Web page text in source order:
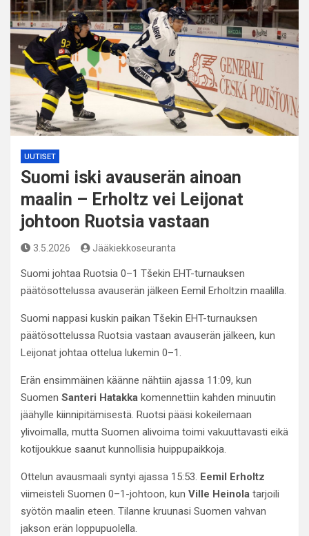
UUTISET
Suomi iski avauserän ainoan
maalin – Erholtz vei Leijonat
johtoon Ruotsia vastaan
3.5.2026 Jääkiekkoseuranta
Suomi johtaa Ruotsia 0–1 Tšekin EHT-turnauksen
päätösottelussa avauserän jälkeen Eemil Erholtzin maalilla.
Suomi nappasi kuskin paikan Tšekin EHT-turnauksen
päätösottelussa Ruotsia vastaan avauserän jälkeen, kun
Leijonat johtaa ottelua lukemin 0–1.
Erän ensimmäinen käänne nähtiin ajassa 11:09, kun
Suomen Santeri Hatakka komennettiin kahden minuutin
jäähylle kiinnipitämisestä. Ruotsi pääsi kokeilemaan
ylivoimalla, mutta Suomen alivoima toimi vakuuttavasti eikä
kotijoukkue saanut kunnollisia huippupaikkoja.
Ottelun avausmaali syntyi ajassa 15:53. Eemil Erholtz
viimeisteli Suomen 0–1-johtoon, kun Ville Heinola tarjoili
syötön maalin eteen. Tilanne kruunasi Suomen vahvan
jakson erän loppupuolella.